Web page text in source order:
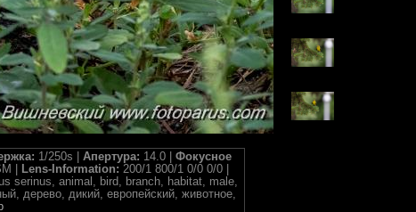
1/250s | Апертура: 14.0 | Фокусное
| Lens-Information: 200/1 800/1 0/0 0/0 |
serinus, animal, bird, branch, habitat, male,
дерево, дикий, европейский, животное,